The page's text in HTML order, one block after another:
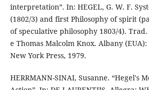
interpretation”. In: HEGEL, G. W. F.
(1802/3) and first Philosophy of spirit
of speculative philosophy 1803/4).
e Thomas Malcolm Knox. Albany
New York Press, 1979.
HERRMANN-SINAI, Susanne. “Hegel's